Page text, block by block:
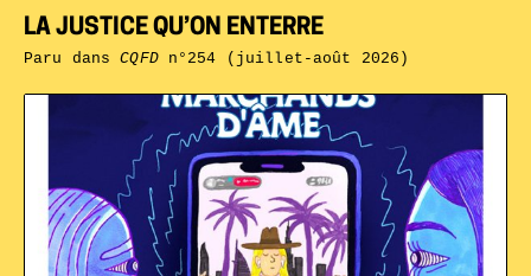
LA JUSTICE QU’ON ENTERRE
Paru dansCQFDn°254 (juillet-août 2026)